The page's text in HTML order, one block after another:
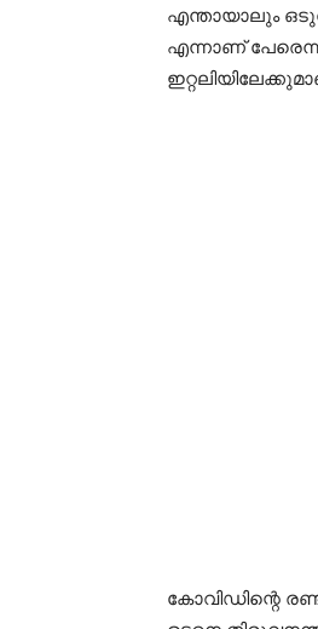
എന്തായാലും
എന്നാണ്
കോവിഡിന്റെ